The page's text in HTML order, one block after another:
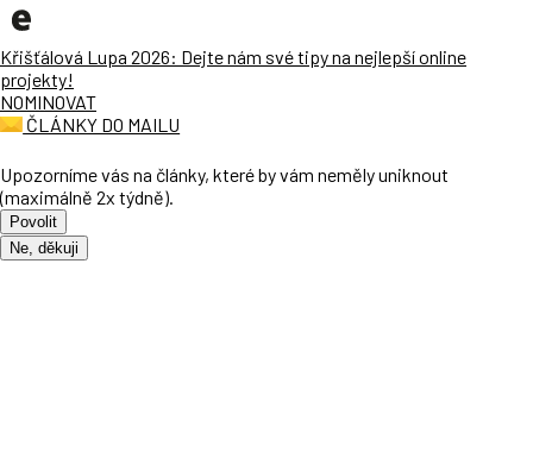
Křišťálová Lupa 2026: Dejte nám své tipy na nejlepší online
projekty!
NOMINOVAT
ČLÁNKY DO MAILU
Upozorníme vás na články, které by vám neměly uniknout
(maximálně 2x týdně).
Povolit
Ne, děkuji